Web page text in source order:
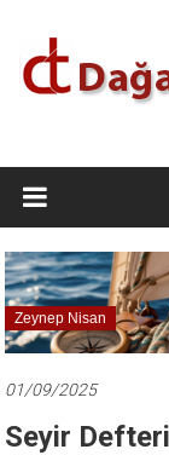
Dağarcık
Türkiye
Önce
Türkiye
Cumhuriyeti…
Zeynep Nisan
01/09/2025
Seyir